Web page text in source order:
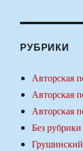
РУБРИКИ
Авторская
Авторская
Авторская
Без рубрики